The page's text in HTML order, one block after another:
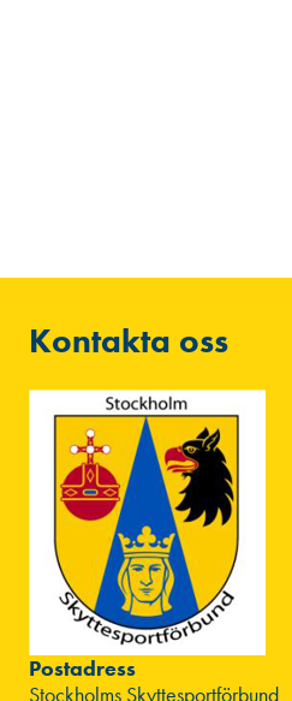
Kontakta oss
Postadress
Stockholms Skyttesportförbund